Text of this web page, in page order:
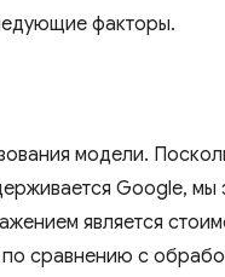
факторы.
модели.
Google, мы
является
по сравнению с